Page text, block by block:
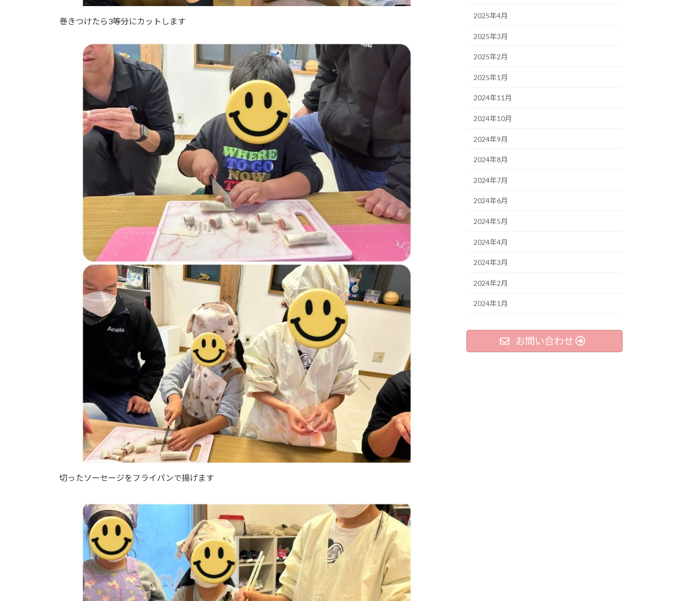
巻きつけたら3等分にカットします
切ったソーセージをフライパンで揚げます
2025年4月
2025年3月
2025年2月
2025年1月
2024年11月
2024年10月
2024年9月
2024年8月
2024年7月
2024年6月
2024年5月
2024年4月
2024年3月
2024年2月
2024年1月
お問い合わせ